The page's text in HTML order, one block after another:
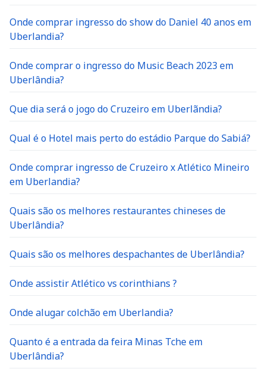
Onde comprar ingresso do show do Daniel 40 anos em
Uberlandia?
Onde comprar o ingresso do Music Beach 2023 em
Uberlândia?
Que dia será o jogo do Cruzeiro em Uberlãndia?
Qual é o Hotel mais perto do estádio Parque do Sabiá?
Onde comprar ingresso de Cruzeiro x Atlético Mineiro
em Uberlandia?
Quais são os melhores restaurantes chineses de
Uberlândia?
Quais são os melhores despachantes de Uberlândia?
Onde assistir Atlético vs corinthians ?
Onde alugar colchão em Uberlandia?
Quanto é a entrada da feira Minas Tche em
Uberlândia?